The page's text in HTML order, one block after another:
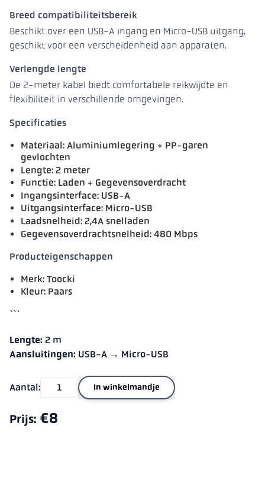
Breed compatibiliteitsbereik
Beschikt over een USB-A ingang en Micro-USB uitgang,
geschikt voor een verscheidenheid aan apparaten.
Verlengde lengte
De 2-meter kabel biedt comfortabele reikwijdte en
flexibiliteit in verschillende omgevingen.
Specificaties
Materiaal: Aluminiumlegering + PP-garen
gevlochten
Lengte: 2 meter
Functie: Laden + Gegevensoverdracht
Ingangsinterface: USB-A
Uitgangsinterface: Micro-USB
Laadsnelheid: 2,4A snelladen
Gegevensoverdrachtsnelheid: 480 Mbps
Producteigenschappen
Merk: Toocki
Kleur: Paars
```
Lengte: 2 m
Aansluitingen: USB-A → Micro-USB
Aantal: In winkelmandje
Prijs: €8